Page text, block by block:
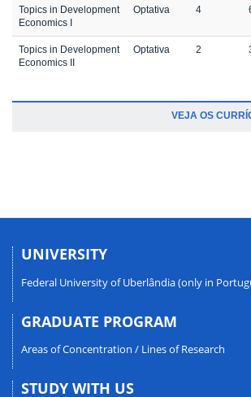
Topics in Development
Economics I
Optativa 4
Topics in Development
Economics II
Optativa 2
VEJA OS
UNIVERSITY
Federal University of Uberlândia (only in
GRADUATE PROGRAM
Areas of Concentration / Lines of Research
STUDY WITH US